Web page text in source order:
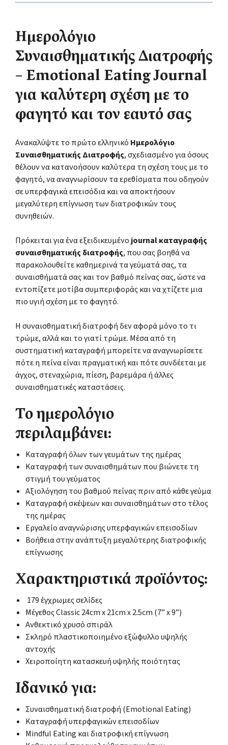
Ημερολόγιο
Συναισθηματικής Διατροφής
– Emotional Eating Journal
για καλύτερη σχέση με το
φαγητό και τον εαυτό σας
Ανακαλύψτε το πρώτο ελληνικό Ημερολόγιο
Συναισθηματικής Διατροφής, σχεδιασμένο για όσους
θέλουν να κατανοήσουν καλύτερα τη σχέση τους με το
φαγητό, να αναγνωρίσουν τα ερεθίσματα που οδηγούν
σε υπερφαγικά επεισόδια και να αποκτήσουν
μεγαλύτερη επίγνωση των διατροφικών τους
συνηθειών.
Πρόκειται για ένα εξειδικευμένο journal καταγραφής
συναισθηματικής διατροφής, που σας βοηθά να
παρακολουθείτε καθημερινά τα γεύματά σας, τα
συναισθήματά σας και τον βαθμό πείνας σας, ώστε να
εντοπίζετε μοτίβα συμπεριφοράς και να χτίζετε μια
πιο υγιή σχέση με το φαγητό.
Η συναισθηματική διατροφή δεν αφορά μόνο το τι
τρώμε, αλλά και το γιατί τρώμε. Μέσα από τη
συστηματική καταγραφή μπορείτε να αναγνωρίσετε
πότε η πείνα είναι πραγματική και πότε συνδέεται με
άγχος, στεναχώρια, πίεση, βαρεμάρα ή άλλες
συναισθηματικές καταστάσεις.
Το ημερολόγιο
περιλαμβάνει:
Καταγραφή όλων των γευμάτων της ημέρας
Καταγραφή των συναισθημάτων που βιώνετε τη
στιγμή του γεύματος
Αξιολόγηση του βαθμού πείνας πριν από κάθε γεύμα
Καταγραφή σκέψεων και συναισθημάτων στο τέλος
της ημέρας
Εργαλείο αναγνώρισης υπερφαγικών επεισοδίων
Βοήθεια στην ανάπτυξη μεγαλύτερης διατροφικής
επίγνωσης
Χαρακτηριστικά προϊόντος:
179 έγχρωμες σελίδες
Μέγεθος Classic 24cm x 21cm x 2.5cm (7” x 9”)
Ανθεκτικό χρυσό σπιράλ
Σκληρό πλαστικοποιημένο εξώφυλλο υψηλής
αντοχής
Χειροποίητη κατασκευή υψηλής ποιότητας
Ιδανικό για:
Συναισθηματική διατροφή (Emotional Eating)
Καταγραφή υπερφαγικών επεισοδίων
Mindful Eating και διατροφική επίγνωση